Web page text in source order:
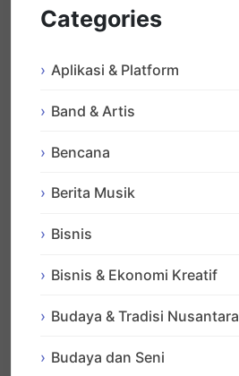
Categories
Aplikasi & Platform
Band & Artis
Bencana
Berita Musik
Bisnis
Bisnis & Ekonomi Kreatif
Budaya & Tradisi Nusantara
Budaya dan Seni